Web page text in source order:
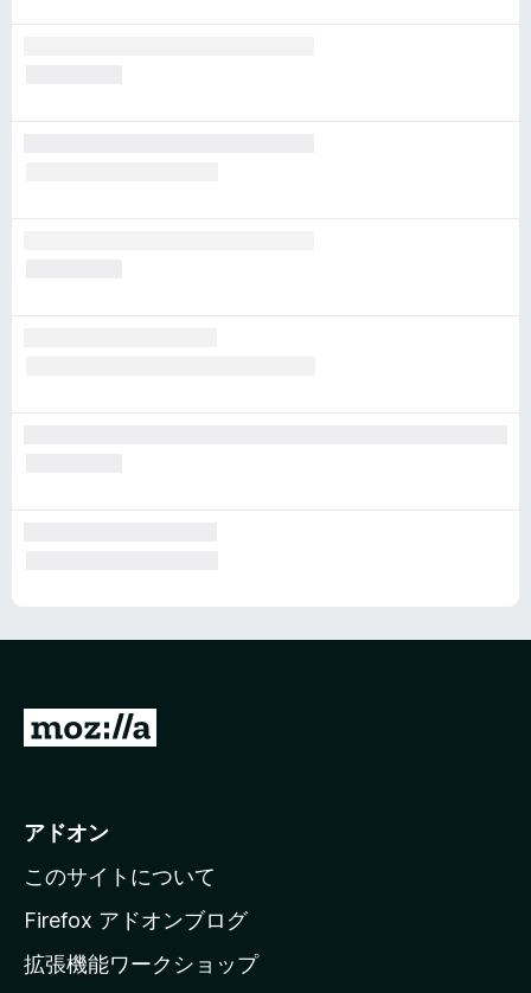
M
i
l
a
ホ
アドオン
このサイトについて
Firefox アドオンブログ
拡張機能ワークショップ